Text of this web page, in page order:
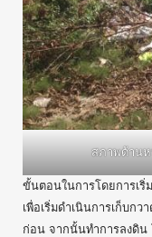
สภาพด้าน
ขั้นตอนในการโดยการเริ่
เพื่อเริ่มดำเนินการเก็บก
ก่อน จากนั้นทำการลงดิ